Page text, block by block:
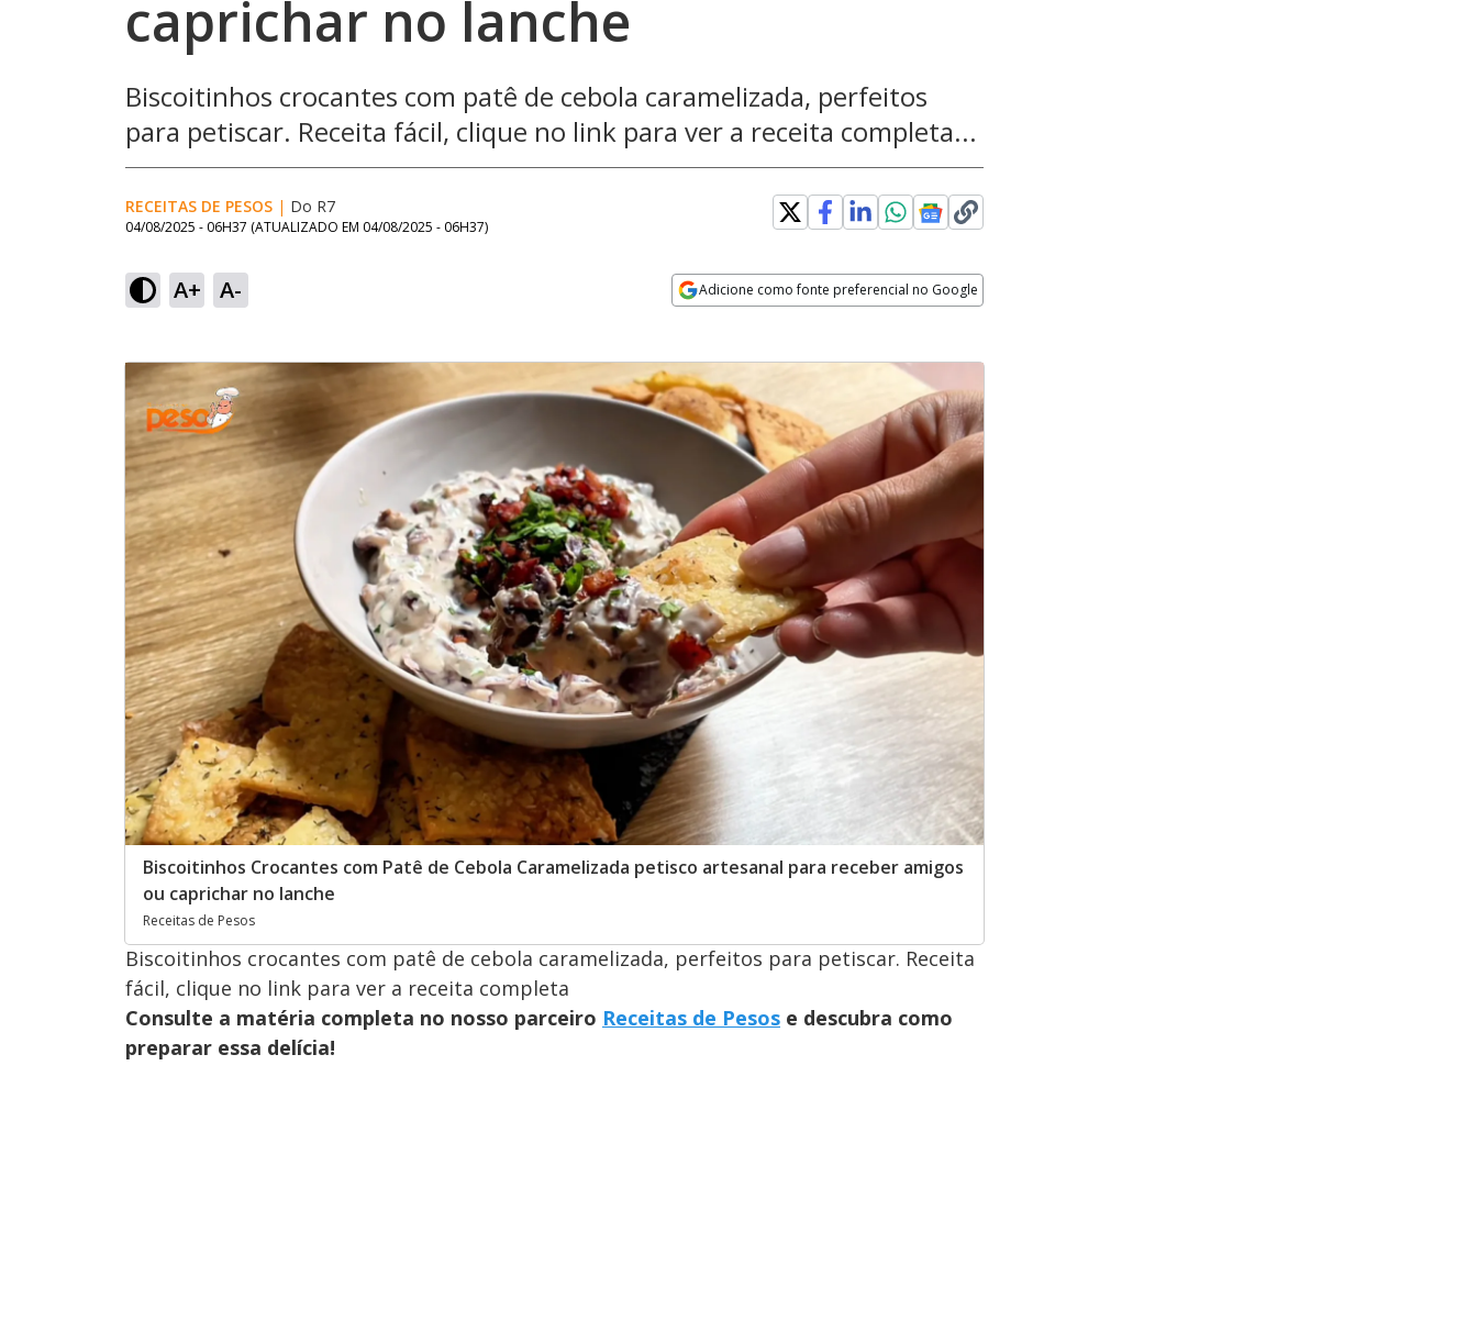
caprichar no lanche
Biscoitinhos crocantes com patê de cebola caramelizada, perfeitos
para petiscar. Receita fácil, clique no link para ver a receita completa...
RECEITAS DE PESOS | Do R7
04/08/2025 - 06H37 (ATUALIZADO EM 04/08/2025 - 06H37)
A+ A- Adicione como fonte preferencial no Google
Biscoitinhos Crocantes com Patê de Cebola Caramelizada petisco artesanal para receber amigos
ou caprichar no lanche
Receitas de Pesos
Biscoitinhos crocantes com patê de cebola caramelizada, perfeitos para petiscar. Receita
fácil, clique no link para ver a receita completa
Consulte a matéria completa no nosso parceiro Receitas de Pesos e descubra como
preparar essa delícia!